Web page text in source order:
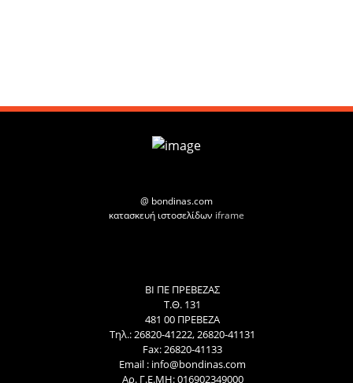
@ bondinas.com
κατασκευή ιστοσελίδων iframe
ΒΙ ΠΕ ΠΡΕΒΕΖΑΣ
Τ.Θ. 131
481 00 ΠΡΕΒΕΖΑ
Τηλ.:26820-41222,26820-41131
Fax: 26820-41133
Email : info@bondinas.com
Αρ. Γ.Ε.ΜΗ: 016902349000